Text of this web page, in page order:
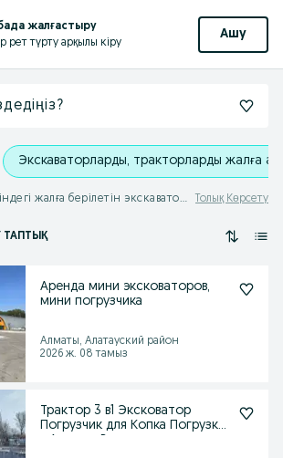
жалғастыру
рет түрту арқылы кіру
Ашу
Экскаваторларды, тракторларды жалға
Алматы облысы жеріндегі жалға берілетін экскаваторлар мен тракторлар Толық Көрсету
ТАПТЫҚ
Аренда мини эксковаторов,
мини погрузчика
Алматы, Алатауский район
2026 ж. 08 тамыз
Трактор 3 в1 Эксковатор
Погрузчик для Копка Погрузка